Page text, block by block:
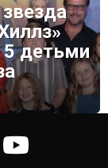
5 детьми
youtube